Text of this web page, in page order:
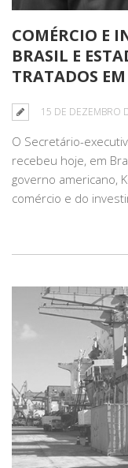
COMÉRCIO E
BRASIL E
TRATADOS
15 DE DEZEMBRO
O Secretário-
recebeu hoje, em
governo americano,
comércio e do